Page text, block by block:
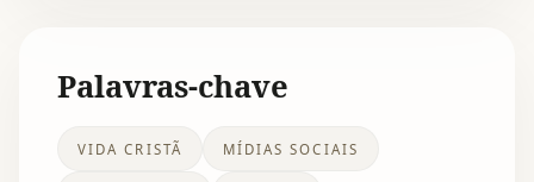
Palavras-chave
VIDA CRISTÃ MÍDIAS SOCIAIS